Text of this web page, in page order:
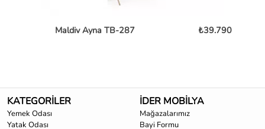
Maldiv Ayna TB-287 ₺39.790
KATEGORİLER
Yemek Odası
Yatak Odası
İDER MOBİLYA
Mağazalarımız
Bayi Formu